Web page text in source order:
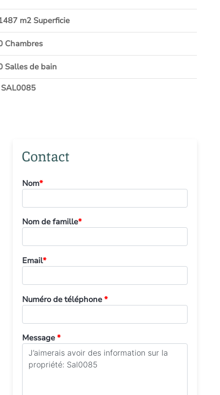
m2 Superficie
Chambres
Salles de bain
SAL0085
Contact
Nom*
Nom de famille*
Email*
Numéro de téléphone*
Message*